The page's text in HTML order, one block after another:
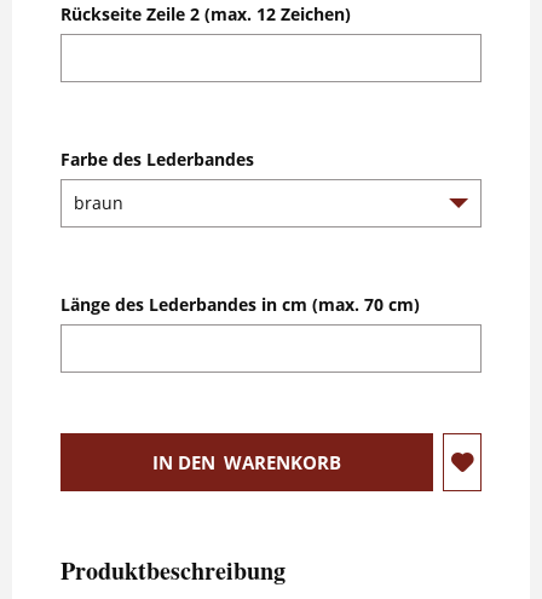
Rückseite Zeile 2 (max. 12 Zeichen)
Farbe des Lederbandes
Länge des Lederbandes in cm (max. 70 cm)
IN DEN WARENKORB
Produktbeschreibung